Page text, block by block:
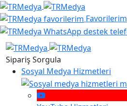
Favorilerim
Sipariş Sorgula
Sosyal Medya Hizmetleri